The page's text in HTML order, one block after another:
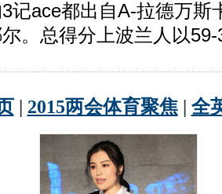
记ace都出自A-拉德万斯
。总得分上波兰人以